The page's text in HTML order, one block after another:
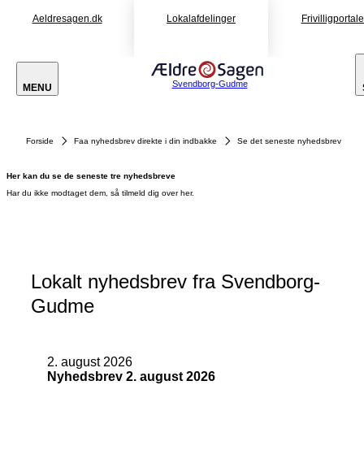
Aeldresagen.dk Lokalafdelinger
MENU Svendborg-Gudme
Forside Faa nyhedsbrev direkte i din indbakke Se det seneste nyhedsbrev
Her kan du se de seneste tre nyhedsbreve
Har du ikke modtaget dem, så tilmeld dig over her.
Lokalt nyhedsbrev fra Svendborg-
Gudme
2. august 2026
Nyhedsbrev 2. august 2026